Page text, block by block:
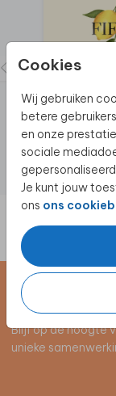
Cookies
Wij gebruiken
betere
en onze
sociale
Je kunt jouw
ons ons
Schrijf je in
Blijf op de hoogte
unieke